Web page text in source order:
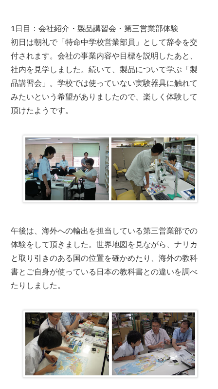
1日目：会社紹介・製品講習会・第三営業部体験
初日は朝礼で「特命中学校営業部員」として辞令を交
付されます。会社の事業内容や目標を説明したあと、
社内を見学しました。続いて、製品について学ぶ「製
品講習会」。学校では使っていない実験器具に触れて
みたいという希望がありましたので、楽しく体験して
頂けたようです。
午後は、海外への輸出を担当している第三営業部での
体験をして頂きました。世界地図を見ながら、ナリカ
と取り引きのある国の位置を確かめたり、海外の教科
書とご自身が使っている日本の教科書との違いを調べ
たりしました。